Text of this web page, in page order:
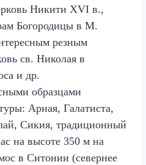
Никити XVI в.,
Богородицы в М.
резным
св. Николая в
и др.
образцами
Арная, Галатиста,
Сикия, традиционный
на высоте 350 м на
в Ситонии (севернее